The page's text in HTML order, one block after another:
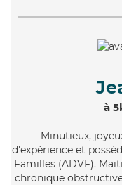
à
Minutieux,
d'expérience et
Familles (ADVF).
chronique